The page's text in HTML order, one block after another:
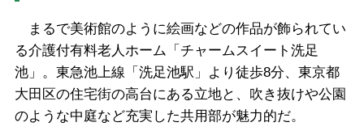
まるで美術館のように絵画などの作品が飾られてい
る介護付有料老人ホーム「チャームスイート洗足
池」。東急池上線「洗足池駅」より徒歩8分、東京都
大田区の住宅街の高台にある立地と、吹き抜けや公園
のような中庭など充実した共用部が魅力的だ。